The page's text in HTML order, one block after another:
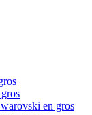
en gros